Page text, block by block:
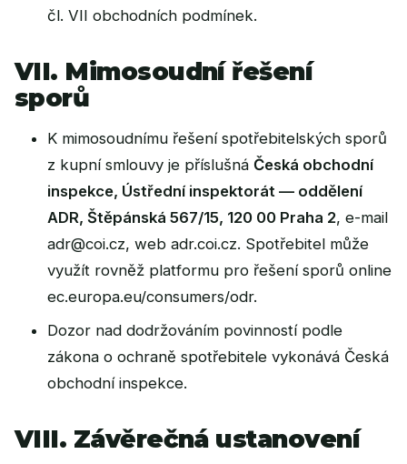
čl. VII obchodních podmínek.
VII. Mimosoudní řešení
sporů
K mimosoudnímu řešení spotřebitelských sporů
z kupní smlouvy je příslušná Česká obchodní
inspekce, Ústřední inspektorát — oddělení
ADR, Štěpánská 567/15, 120 00 Praha 2, e-mail
adr@coi.cz, web adr.coi.cz. Spotřebitel může
využít rovněž platformu pro řešení sporů online
ec.europa.eu/consumers/odr.
Dozor nad dodržováním povinností podle
zákona o ochraně spotřebitele vykonává Česká
obchodní inspekce.
VIII. Závěrečná ustanovení